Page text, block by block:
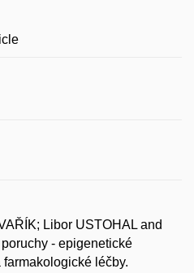
Libor USTOHAL and
- epigenetické
léčby.